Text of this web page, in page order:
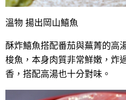
溫物 揚出岡山鱚魚
酥炸鱚魚搭配番茄與蕪菁的高
梭魚，本身肉質非常鮮嫩，炸
香，搭配高湯也十分對味。